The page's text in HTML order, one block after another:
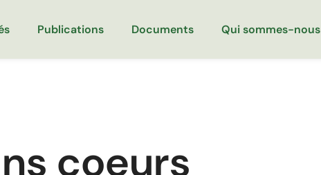
Publications Documents Qui sommes-nous
coeurs